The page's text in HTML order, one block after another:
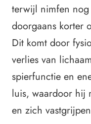
terwijl nimfen nog
doorgaans korter
Dit komt door
verlies van
spierfunctie en
luis, waardoor hij
en zich